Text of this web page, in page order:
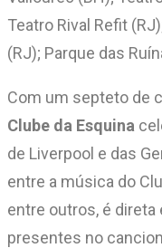
Teatro Rival Refit
(RJ); Parque das
Com um septeto de
Clube da Esquina
de Liverpool e das
entre a música do
entre outros, é
presentes no